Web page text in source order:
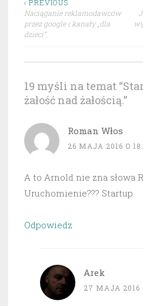
Nawigacja
wpisu
‹ PREVIOUS
Naciąganie reklamodawców
przez google i kanały „dla
dzieci”.
19 myśli na temat “
żałość nad żałością.”
Roman Włos
26 MAJA 2016 O
A to Arnold nie zna słowa
Uruchomienie??? Startup.
Odpowiedz
Arek
27 MAJA 2016